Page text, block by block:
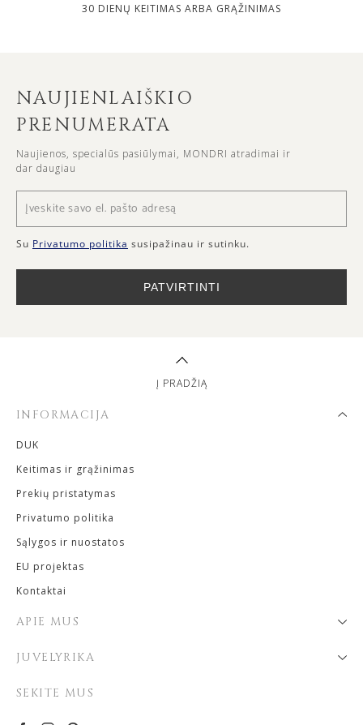
30 DIENŲ KEITIMAS ARBA GRĄŽINIMAS
NAUJIENLAIŠKIO
PRENUMERATA
Naujienos, specialūs pasiūlymai, MONDRI atradimai ir
dar daugiau
Su Privatumo politika susipažinau ir sutinku.
PATVIRTINTI
INFORMACIJA
DUK
Keitimas ir grąžinimas
Prekių pristatymas
Privatumo politika
Sąlygos ir nuostatos
EU projektas
Kontaktai
APIE MUS
JUVELYRIKA
SEKITE MUS
Į PRADŽIĄ